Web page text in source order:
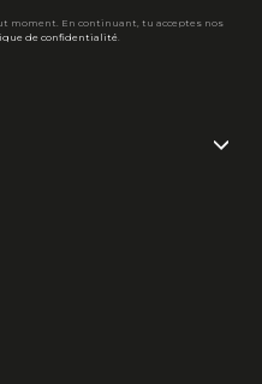
moment. En continuant, tu acceptes nos
de confidentialité.